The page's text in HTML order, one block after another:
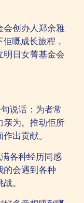
会创办人郑余雅
嘅成长旅程，
明日女菁基金会
说话：为者常
亲为。推动佢所
出贡献。
各种经历同感
的会遇到各种
。